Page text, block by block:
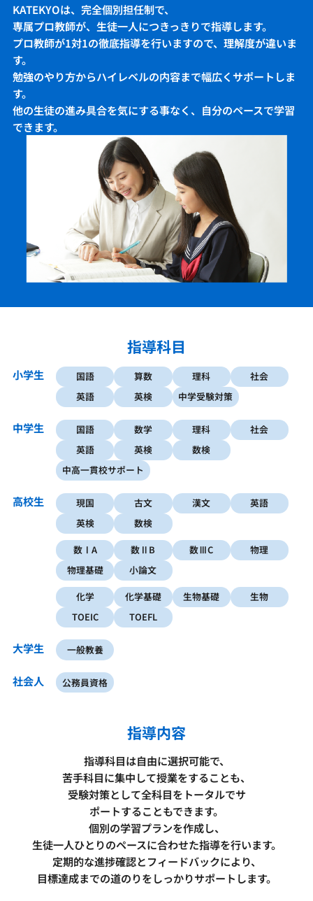
KATEKYOは、完全個別担任制で、
専属プロ教師が、生徒一人につきっきりで指導します。
プロ教師が1対1の徹底指導を行いますので、理解度が違いま
す。
勉強のやり方からハイレベルの内容まで幅広くサポートしま
す。
他の生徒の進み具合を気にする事なく、自分のペースで学習
できます。
指導科目
小学生 国語 算数 理科
社会
英語
英検 中学受験対策
中学生 国語 数学 理科
社会
英語
英検
数検
中高一貫校サポート
高校生 現国 古文 漢文
英語
英検
数検
数ⅠA
数ⅡB 数ⅢC
物理
物理基礎
小論文
化学
化学基礎 生物基礎
生物
TOEIC
TOEFL
大学生 一般教養
社会人 公務員資格
指導内容
指導科目は自由に選択可能で、
苦手科目に集中して授業をすることも、
受験対策として全科目をトータルでサ
ポートすることもできます。
個別の学習プランを作成し、
生徒一人ひとりのペースに合わせた指導を行います。
定期的な進捗確認とフィードバックにより、
目標達成までの道のりをしっかりサポートします。